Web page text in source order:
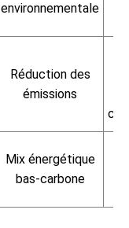
environnementale
Réduction des
émissions
Mix énergétique
bas-carbone